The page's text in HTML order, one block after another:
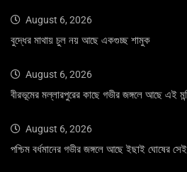
August 6, 2026
বুদ্ধের মাথায় চুল নয় আছে একগুচ্ছ শামুক
August 6, 2026
বীরভূমের মল্লারপুরের কাছে গভীর জঙ্গলে আছে এই
August 6, 2026
পশ্চিম বর্ধমানের গভীর জঙ্গলে আছে ইছাই ঘোষের সেই